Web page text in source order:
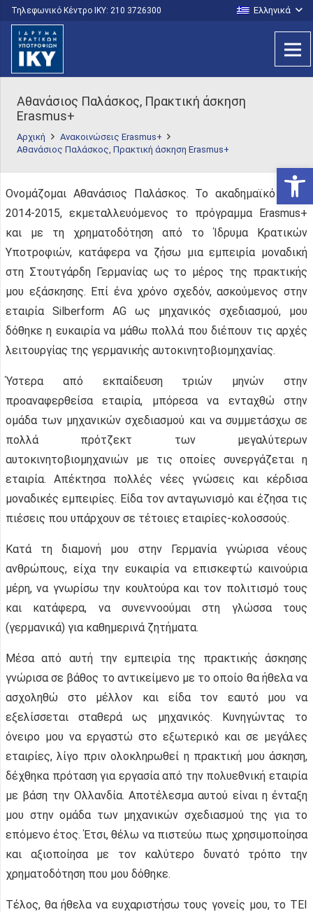
Τηλεφωνικό Κέντρο IKY: 210 3726300 Ελληνικά
Αθανάσιος Παλάσκος, Πρακτική άσκηση
Erasmus+
Αρχική
Ανακοινώσεις Erasmus+
Αθανάσιος Παλάσκος, Πρακτική άσκηση Erasmus+
Ονομάζομαι Αθανάσιος Παλάσκος. Το ακαδημαϊκό έτος
2014-2015, εκμεταλλευόμενος το πρόγραμμα Erasmus+
και με τη χρηματοδότηση από το Ίδρυμα Κρατικών
Υποτροφιών, κατάφερα να ζήσω μια εμπειρία μοναδική
στη Στουτγάρδη Γερμανίας ως το μέρος της πρακτικής
μου εξάσκησης. Επί ένα χρόνο σχεδόν, ασκούμενος στην
εταιρία Silberform AG ως μηχανικός σχεδιασμού, μου
δόθηκε η ευκαιρία να μάθω πολλά που διέπουν τις αρχές
λειτουργίας της γερμανικής αυτοκινητοβιομηχανίας.
Ύστερα από εκπαίδευση τριών μηνών στην
προαναφερθείσα εταιρία, μπόρεσα να ενταχθώ στην
ομάδα των μηχανικών σχεδιασμού και να συμμετάσχω σε
πολλά πρότζεκτ των μεγαλύτερων
αυτοκινητοβιομηχανιών με τις οποίες συνεργάζεται η
εταιρία. Απέκτησα πολλές νέες γνώσεις και κέρδισα
μοναδικές εμπειρίες. Είδα τον ανταγωνισμό και έζησα τις
πιέσεις που υπάρχουν σε τέτοιες εταιρίες-κολοσσούς.
Κατά τη διαμονή μου στην Γερμανία γνώρισα νέους
ανθρώπους, είχα την ευκαιρία να επισκεφτώ καινούρια
μέρη, να γνωρίσω την κουλτούρα και τον πολιτισμό τους
και κατάφερα, να συνεννοούμαι στη γλώσσα τους
(γερμανικά) για καθημερινά ζητήματα.
Μέσα από αυτή την εμπειρία της πρακτικής άσκησης
γνώρισα σε βάθος το αντικείμενο με το οποίο θα ήθελα να
ασχοληθώ στο μέλλον και είδα τον εαυτό μου να
εξελίσσεται σταθερά ως μηχανικός. Κυνηγώντας το
όνειρο μου να εργαστώ στο εξωτερικό και σε μεγάλες
εταιρίες, λίγο πριν ολοκληρωθεί η πρακτική μου άσκηση,
δέχθηκα πρόταση για εργασία από την πολυεθνική εταιρία
με βάση την Ολλανδία. Αποτέλεσμα αυτού είναι η ένταξη
μου στην ομάδα των μηχανικών σχεδιασμού της για το
επόμενο έτος. Έτσι, θέλω να πιστεύω πως χρησιμοποίησα
και αξιοποίησα με τον καλύτερο δυνατό τρόπο την
χρηματοδότηση που μου δόθηκε.
Τέλος, θα ήθελα να ευχαριστήσω τους γονείς μου, το ΤΕΙ